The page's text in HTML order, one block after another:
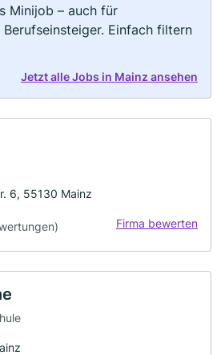
Minijob – auch für
Einfach filtern
Jetzt alle Jobs in Mainz ansehen
6, 55130 Mainz
Firma bewerten